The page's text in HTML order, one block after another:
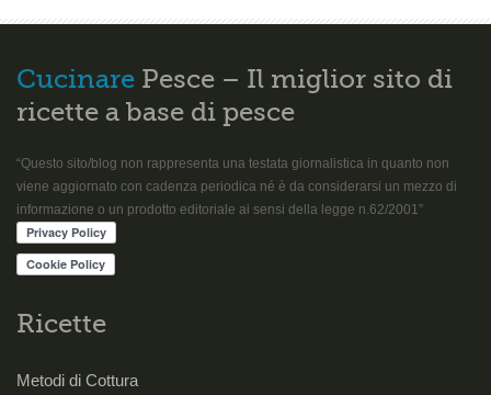
Cucinare Pesce – Il miglior sito di
ricette a base di pesce
“Questo sito/blog non rappresenta una testata giornalistica in quanto non
viene aggiornato con cadenza periodica né è da considerarsi un mezzo di
informazione o un prodotto editoriale ai sensi della legge n.62/2001”
Ricette
Metodi di Cottura